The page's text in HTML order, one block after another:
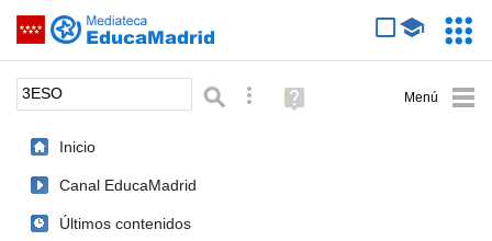
Saltar navegación
Palabra o frase: Búsqueda avanzada
Ayuda
(en
Inicio
Canal EducaMadrid
Últimos contenidos